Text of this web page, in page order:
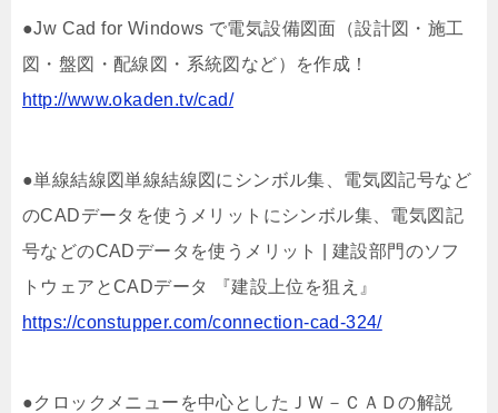
●Jw Cad for Windows で電気設備図面（設計図・施工
図・盤図・配線図・系統図など）を作成！
http://www.okaden.tv/cad/
●単線結線図単線結線図にシンボル集、電気図記号など
のCADデータを使うメリットにシンボル集、電気図記
号などのCADデータを使うメリット | 建設部門のソフ
トウェアとCADデータ 『建設上位を狙え』
https://constupper.com/connection-cad-324/
●クロックメニューを中心としたＪＷ－ＣＡＤの解説